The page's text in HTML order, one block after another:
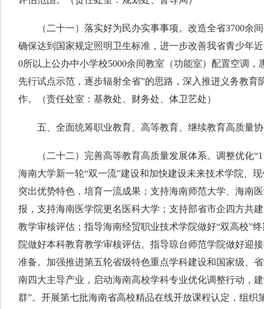
（二十一）落实好为民办实事事项。改造全省3700余间
确保达到国家规定照明卫生标准，进一步改善我省青少年
0所以上公办中小学校5000余间教室（功能室）配置空调，
先行试点示范，逐步辐射全省”的思路，深入推进义务教育
作。（责任处室：基教处、财务处、体卫艺处）
五、全面统筹职业教育、高等教育、继续教育高质量
（二十二）完善高等教育高质量发展体系。调整优化“1
海南大学新一轮“双一流”建设和加快建设未来技术学院、
突出优势特色，培育一流成果；支持海南师范大学、海南
报，支持海南医学院更名医科大学；支持部省市企四方共
教学审核评估；指导海南经贸职业技术学院做好“双高校”
院做好本科教育教学审核评估。指导琼台师范学院做好迎
准备。加强推进第五轮省级特色重点学科建设和国家级、
南四大主导产业，启动海南高校学科专业优化调整行动，
群”。开展第七批海南省高校精品在线开放课程认定，组织